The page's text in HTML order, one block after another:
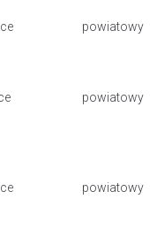
powiatowy
powiatowy
powiatowy